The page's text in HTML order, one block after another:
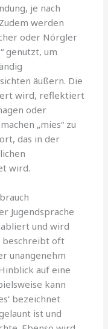
je nach
werden
oder Nörgler
genutzt, um
äußern. Die
wird, reflektiert
oder
„mies“ zu
das in der
wird.
Jugendsprache
und wird
beschreibt oft
unangenehm
auf eine
kann
bezeichnet
ist und